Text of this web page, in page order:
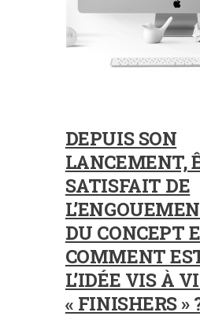
DEPUIS SON
LANCEMENT,
SATISFAIT DE
DU CONCEPT
COMMENT
L’IDÉE VIS À
« FINISHERS »